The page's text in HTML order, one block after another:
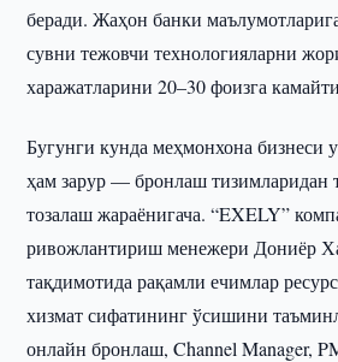
беради. Жаҳон банки
сувни тежовчи технологияларни
харажатларини 20–30 фоизга
Бугунги кунда меҳмонхона бизнеси
ҳам зарур — бронлаш тизимларидан
тозалаш жараёнигача. “EXELY”
ривожлантириш менежери Дониёр
тақдимотида рақамли ечимлар
хизмат сифатининг ўсишини
онлайн бронлаш, Channel Manager,